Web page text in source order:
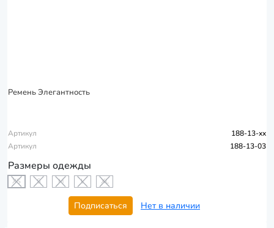
Ремень Элегантность
Артикул
188-13-xx
Артикул
188-13-03
Размеры одежды
XS S M L XL
Подписаться Нет в наличии